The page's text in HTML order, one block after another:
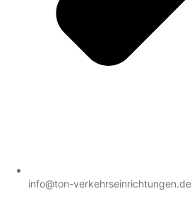
info@ton-verkehrseinrichtungen.de